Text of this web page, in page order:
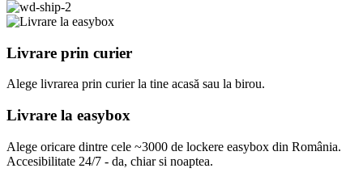
Livrare prin curier
Alege livrarea prin curierla tine acasă sau la birou.
Livrare la easybox
Alege oricare dintre cele ~3000 de lockere easybox din România.
Accesibilitate 24/7 - da, chiar si noaptea.